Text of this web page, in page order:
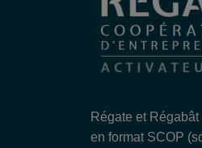
Régate et
en format SCOP